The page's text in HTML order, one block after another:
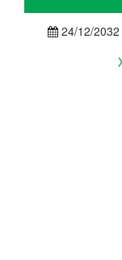
24/12/2032